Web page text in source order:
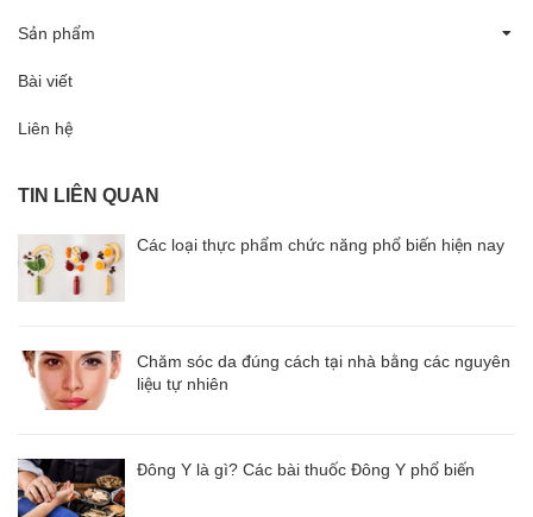
Sản phẩm
Bài viết
Liên hệ
TIN LIÊN QUAN
Các loại thực phẩm chức năng phổ biến hiện nay
Chăm sóc da đúng cách tại nhà bằng các nguyên
liệu tự nhiên
Đông Y là gì? Các bài thuốc Đông Y phổ biến